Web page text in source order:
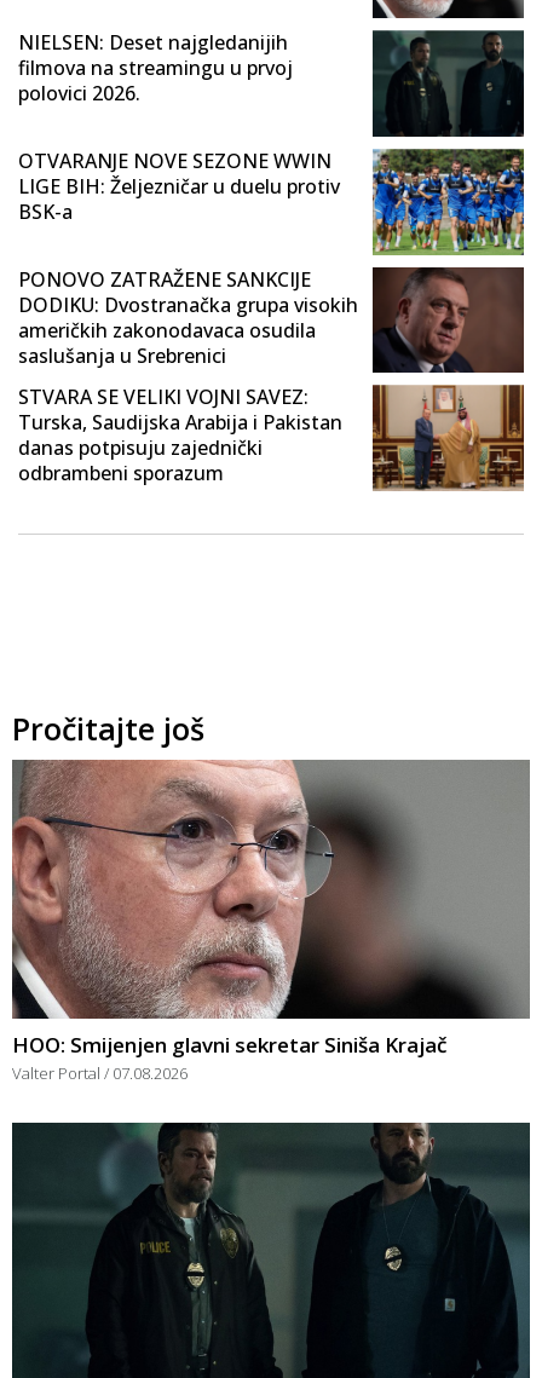
NIELSEN: Deset najgledanijih
filmova na streamingu u prvoj
polovici 2026.
OTVARANJE NOVE SEZONE WWIN
LIGE BIH: Željezničar u duelu protiv
BSK-a
PONOVO ZATRAŽENE SANKCIJE
DODIKU: Dvostranačka grupa visokih
američkih zakonodavaca osudila
saslušanja u Srebrenici
STVARA SE VELIKI VOJNI SAVEZ:
Turska, Saudijska Arabija i Pakistan
danas potpisuju zajednički
odbrambeni sporazum
Pročitajte još
HOO: Smijenjen glavni sekretar Siniša Krajač
Valter Portal 07.08.2026